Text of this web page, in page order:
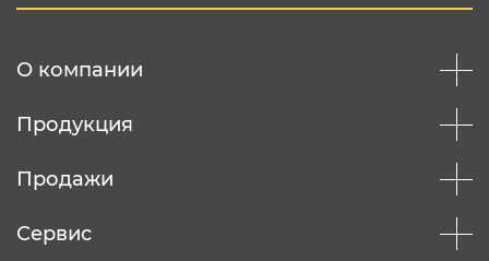
О компании
Продукция
Продажи
Сервис